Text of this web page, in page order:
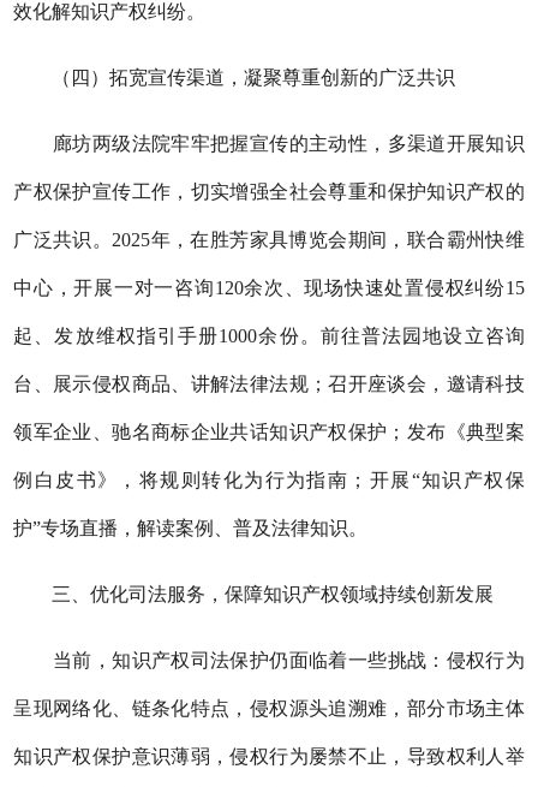
效化解知识产权纠纷。
（四）拓宽宣传渠道，凝聚尊重创新的广泛共识
廊坊两级法院牢牢把握宣传的主动性，多渠道开展知识
产权保护宣传工作，切实增强全社会尊重和保护知识产权的
广泛共识。2025年，在胜芳家具博览会期间，联合霸州快维
中心，开展一对一咨询120余次、现场快速处置侵权纠纷15
起、发放维权指引手册1000余份。前往普法园地设立咨询
台、展示侵权商品、讲解法律法规；召开座谈会，邀请科技
领军企业、驰名商标企业共话知识产权保护；发布《典型案
例白皮书》，将规则转化为行为指南；开展“知识产权保
护”专场直播，解读案例、普及法律知识。
三、优化司法服务，保障知识产权领域持续创新发展
当前，知识产权司法保护仍面临着一些挑战：侵权行为
呈现网络化、链条化特点，侵权源头追溯难，部分市场主体
知识产权保护意识薄弱，侵权行为屡禁不止，导致权利人举